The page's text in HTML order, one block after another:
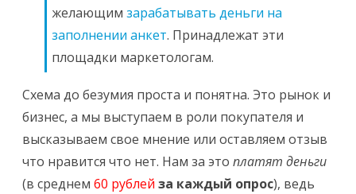
желающим зарабатывать деньги на
заполнении анкет. Принадлежат эти
площадки маркетологам.
Схема до безумия проста и понятна. Это рынок и
бизнес, а мы выступаем в роли покупателя и
высказываем свое мнение или оставляем отзыв
что нравится что нет. Нам за это платят деньги
(в среднем 60 рублей за каждый опрос), ведь